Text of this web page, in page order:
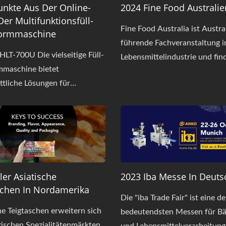
Aus Der Online-
Multifunktionsfüll-
700U Die vielseitige Füll-
bietet
Lösungen für
Küchen, die die
von Teigtaschen
möchten. Entwickelt für
automatisierte
anderen gefüllten
bietet die HLT-700U
Produktivität und
2024 Fine Food
Fine Food Australia ist
führende Fachveranstaltung
Lebensmittelindustrie und
Asiatische
In Nordamerika
Teigtaschen erweitern sich
2023 Iba Messe In
Die "iba Trade Fair" ist eine
bedeutendsten Messen für